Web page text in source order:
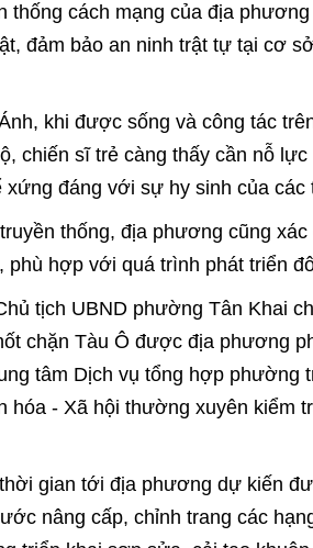
thống cách mạng của địa
đảm bảo an ninh trật tự tại cơ
khi được sống và công tác
chiến sĩ trẻ càng thấy cần nỗ
đáng với sự hy sinh của các
thống, địa phương cũng
phù hợp với quá trình phát triển
tịch UBND phường Tân Khai
chặn Tàu Ô được địa phương
tâm Dịch vụ tổng hợp phường
hóa - Xã hội thường xuyên kiểm
gian tới địa phương dự kiến
nâng cấp, chỉnh trang các